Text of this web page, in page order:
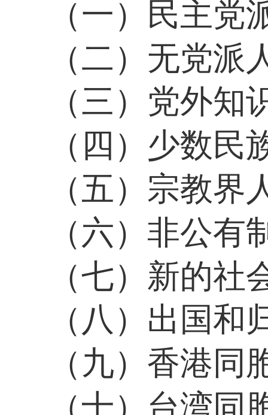
（一）民主党
（二）无党派
（三）党外知
（四）少数民
（五）宗教界
（六）非公
（七）新的
（八）出国
（九）香港